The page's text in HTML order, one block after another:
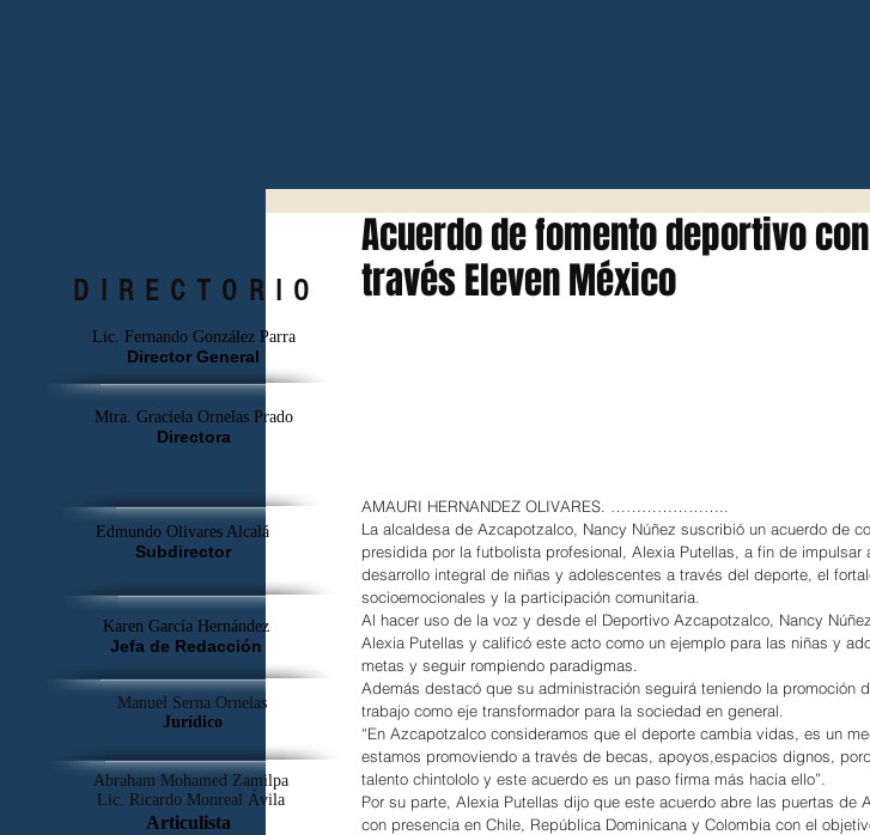
Acuerdo de fomento deportivo
través Eleven México
AMAURI HERNANDEZ OLIVARES. …………………..
La alcaldesa de Azcapotzalco, Nancy Núñez suscribió un acuerdo de
presidida por la futbolista profesional, Alexia Putellas, a fin de impulsar
desarrollo integral de niñas y adolescentes a través del deporte, el
socioemocionales y la participación comunitaria.
Al hacer uso de la voz y desde el Deportivo Azcapotzalco, Nancy
Alexia Putellas y calificó este acto como un ejemplo para las niñas y
metas y seguir rompiendo paradigmas.
Además destacó que su administración seguirá teniendo la promoción
trabajo como eje transformador para la sociedad en general.
“En Azcapotzalco consideramos que el deporte cambia vidas, es un
estamos promoviendo a través de becas, apoyos,espacios dignos,
talento chintololo y este acuerdo es un paso firma más hacia ello”.
Por su parte, Alexia Putellas dijo que este acuerdo abre las puertas de
con presencia en Chile, República Dominicana y Colombia con el
DIRECTORIO
Lic. Fernando González Parra
Director General
Mtra. Graciela Ornelas Prado
Directora
Edmundo Olivares Alcalá
Subdirector
Karen García Hernández
Jefa de Redacción
Manuel Serna Ornelas
Jurídico
Abraham Mohamed Zamilpa
Lic. Ricardo Monreal Ávila
Articulista